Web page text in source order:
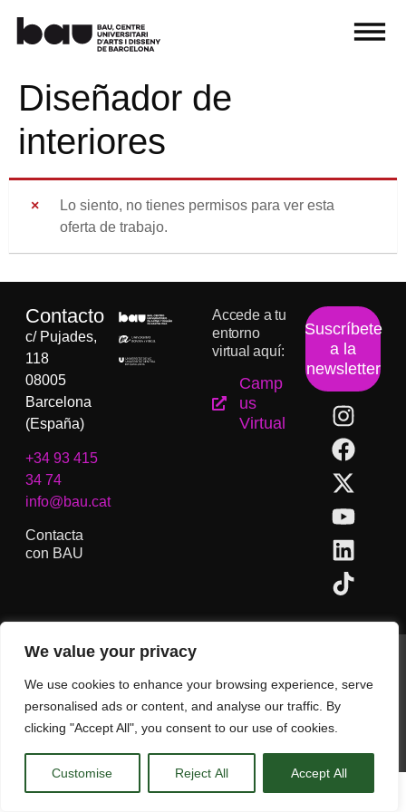
We value your privacy
We use cookies to enhance your browsing experience, serve
personalised ads or content, and analyse our traffic. By
clicking "Accept All", you consent to our use of cookies.
Customise Reject All Accept All
Diseñador de
interiores
Lo siento, no tienes permisos para ver esta
oferta de trabajo.
Contacto
c/ Pujades,
118
08005
Barcelona
(España)
+34 93 415
34 74
info@bau.cat
Contacta
con BAU
Accede a tu
entorno
virtual aquí:
Camp
us
Virtual
Suscríbete
a la
newsletter
BAU, Centro Universitario de Artes y Diseño de Barcelona.
Copyright © Todos los derechos reservados.
CA ES EN( IN)